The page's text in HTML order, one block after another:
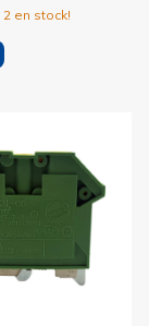
2 en stock!